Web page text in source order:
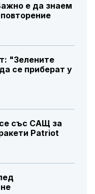
е да знаем
"Зелените
се приберат у
със САЩ за
Patriot